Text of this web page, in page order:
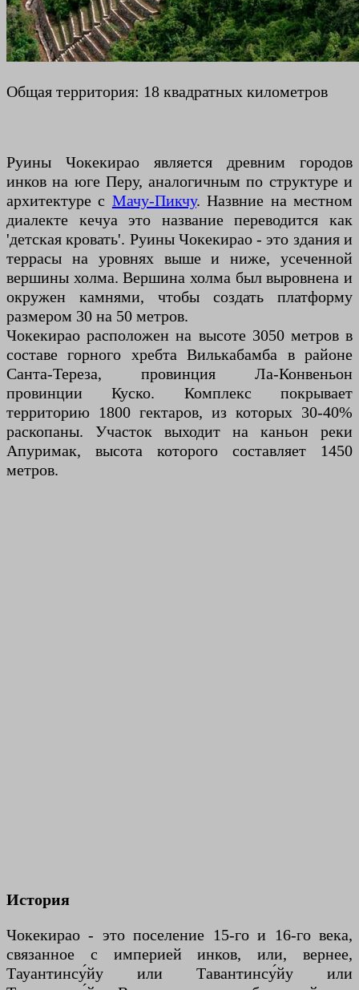
Общая территория: 18 квадратных километров
Руины Чокекирао является древним городов
инков на юге Перу, аналогичным по структуре и
архитектуре с Мачу-Пикчу. Назвние на местном
диалекте кечуа это название переводится как
'детская кровать'. Руины Чокекирао - это здания и
террасы на уровнях выше и ниже, усеченной
вершины холма. Вершина холма был выровнена и
окружен камнями, чтобы создать платформу
размером 30 на 50 метров.
Чокекирао расположен на высоте 3050 метров в
составе горного хребта Вилькабамба в районе
Санта-Тереза, провинция Ла-Конвеньон
провинции Куско. Комплекс покрывает
территорию 1800 гектаров, из которых 30-40%
раскопаны. Участок выходит на каньон реки
Апуримак, высота которого составляет 1450
метров.
История
Чокекирао - это поселение 15-го и 16-го века,
связанное с империей инков, или, вернее,
Тауантинсу́йу или Тавантинсу́йу или